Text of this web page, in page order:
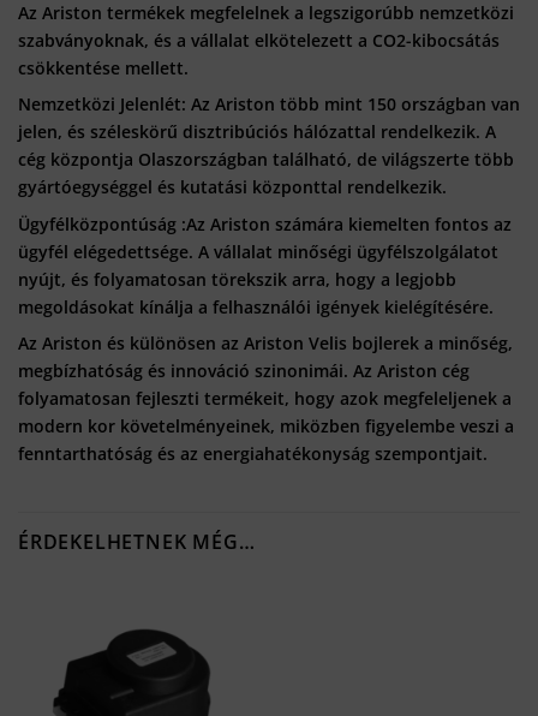
Az Ariston termékek megfelelnek a legszigorúbb nemzetközi
szabványoknak, és a vállalat elkötelezett a CO2-kibocsátás
csökkentése mellett.
Nemzetközi Jelenlét: Az Ariston több mint 150 országban van
jelen, és széleskörű disztribúciós hálózattal rendelkezik. A
cég központja Olaszországban található, de világszerte több
gyártóegységgel és kutatási központtal rendelkezik.
Ügyfélközpontúság :Az Ariston számára kiemelten fontos az
ügyfél elégedettsége. A vállalat minőségi ügyfélszolgálatot
nyújt, és folyamatosan törekszik arra, hogy a legjobb
megoldásokat kínálja a felhasználói igények kielégítésére.
Az Ariston és különösen az Ariston Velis bojlerek a minőség,
megbízhatóság és innováció szinonimái. Az Ariston cég
folyamatosan fejleszti termékeit, hogy azok megfeleljenek a
modern kor követelményeinek, miközben figyelembe veszi a
fenntarthatóság és az energiahatékonyság szempontjait.
ÉRDEKELHETNEK MÉG…